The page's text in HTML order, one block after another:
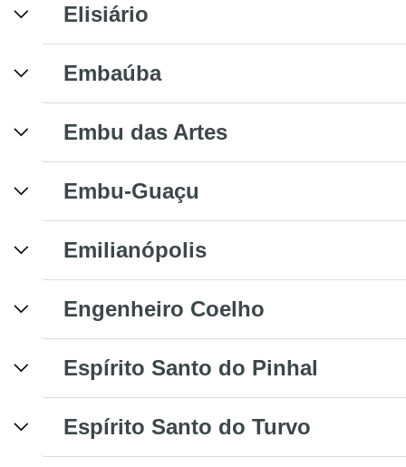
Elisiário
Embaúba
Embu das Artes
Embu-Guaçu
Emilianópolis
Engenheiro Coelho
Espírito Santo do Pinhal
Espírito Santo do Turvo